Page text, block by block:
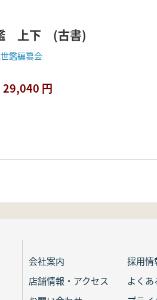
上下 (古書)
鑑編纂会
29,040 円
会社案内
採用情
店舗情報・アクセス
よくあ